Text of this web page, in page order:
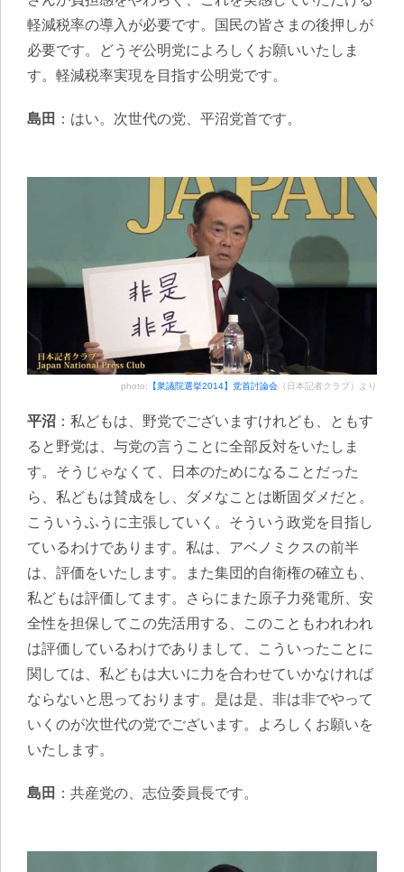
軽減税率の導入が必要です。国民の皆さまの後押しが
必要です。どうぞ公明党によろしくお願いいたしま
す。軽減税率実現を目指す公明党です。
島田 ：はい。次世代の党、平沼党首です。
photo: 【衆議院選挙2014】党首討論会 （日本記者クラブ）より
平沼 ：私どもは、野党でございますけれども、ともす
ると野党は、与党の言うことに全部反対をいたしま
す。そうじゃなくて、日本のためになることだった
ら、私どもは賛成をし、ダメなことは断固ダメだと。
こういうふうに主張していく。そういう政党を目指し
ているわけであります。私は、アベノミクスの前半
は、評価をいたします。また集団的自衛権の確立も、
私どもは評価してます。さらにまた原子力発電所、安
全性を担保してこの先活用する、このこともわれわれ
は評価しているわけでありまして、こういったことに
関しては、私どもは大いに力を合わせていかなければ
ならないと思っております。是は是、非は非でやって
いくのが次世代の党でございます。よろしくお願いを
いたします。
島田 ：共産党の、志位委員長です。